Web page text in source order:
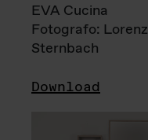
EVA Cucina
Fotografo: Lorenz
Sternbach
Download